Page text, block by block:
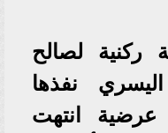
20 ركلة ركنية لصالح
نفذها
عرضية انتهت